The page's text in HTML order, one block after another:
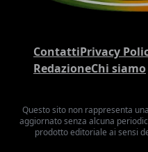
ContattiPrivacy
RedazioneChi siamo
Questo sito non rappresenta
aggiornato senza alcuna
prodotto editoriale ai sensi